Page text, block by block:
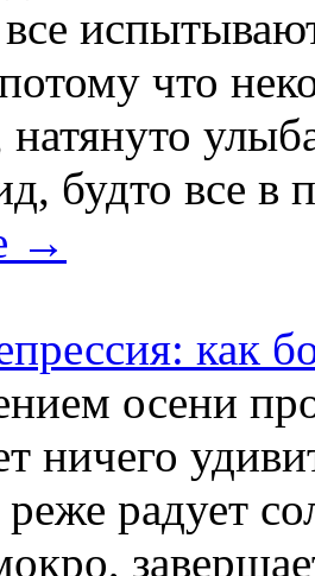
что
натянуто
будто все в
→
как
осени
ничего
реже радует